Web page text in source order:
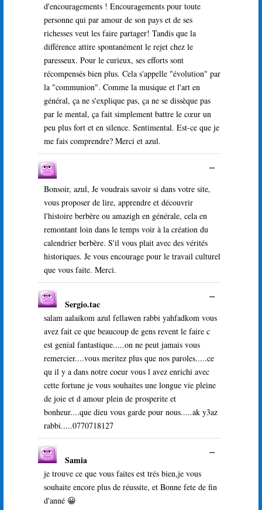
d'encouragements ! Encouragements pour toute
personne qui par amour de son pays et de ses
richesses veut les faire partager! Tandis que la
différence attire spontanément le rejet chez le
paresseux. Pour le curieux, ses efforts sont
récompensés bien plus. Cela s'appelle "évolution" par
la "communion". Comme la musique et l'art en
général, ça ne s'explique pas, ça ne se dissèque pas
par le mental, ça fait simplement battre le cœur un
peu plus fort et en silence. Sentimental. Est-ce que je
me fais comprendre? Merci et azul.
Bonsoir, azul, Je voudrais savoir si dans votre site,
vous proposer de lire, apprendre et découvrir
l'histoire berbère ou amazigh en générale, cela en
remontant loin dans le temps voir à la création du
calendrier berbère. S'il vous plait avec des vérités
historiques. Je vous encourage pour le travail culturel
que vous faite. Merci.
...Ouvrir/
Sergio.tac
salam aalaikom azul fellawen rabbi yahfadkom vous
avez fait ce que beaucoup de gens revent le faire c
est genial fantastique.....on ne peut jamais vous
remercier....vous meritez plus que nos paroles.....ce
qu il y a dans notre coeur vous l avez enrichi avec
cette fortune je vous souhaites une longue vie pleine
de joie et d amour plein de prosperite et
bonheur....que dieu vous garde pour nous.....ak y3az
rabbi.....0770718127
...Ouvrir/
boîte
Samia
je trouve ce que vous faites est trés bien,je vous
souhaite encore plus de réussite, et Bonne fete de fin
d'anné 😀
...Ouvrir/
méta.